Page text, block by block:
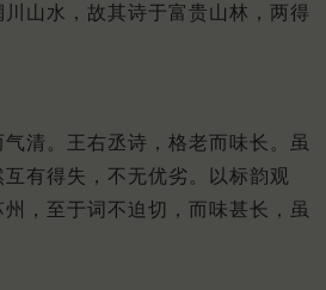
山水，故其诗于富贵山林，两得
清。王右丞诗，格老而味长。虽
有得失，不无优劣。以标韵观
，至于词不迫切，而味甚长，虽